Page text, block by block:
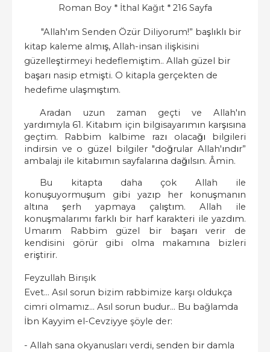
Roman Boy * İthal Kağıt * 216 Sayfa
"Allah'ım Senden Özür Diliyorum!” baş ı kl ı bir
kitap kaleme almış, Allah-insan ilişkisini
güzelleştirmeyi hedeflemiştim.. Allah güzel bir
başarı nasip etmişti. O kitapla gerçekten de
hedefime ulaşmıştım.
Aradan uzun zaman geçti ve Allah'ın
yardımıyla 61. Kitabım için bilgisayarımın karşısına
geçtim. Rabbim kalbime razı olacağı bilgileri
indirsin ve o güzel bilgiler "doğrular Allah'ındır”
ambalajı ile kitabımın sayfalarına dağı lsın. Âmin.
Bu kitapta daha çok Allah ile
konuşuyormuşum gibi yazıp her konuşmanın
altına şerh yapmaya çal ıştım. Allah ile
konuşmalarımı farkl ı bir harf karakteri ile yazdım.
Umarım Rabbim güzel bir başarı verir de
kendisini görür gibi olma makamına bizleri
eriştirir.
Feyzullah Birışık
Evet... Asıl sorun bizim rabbimize karşı oldukça
cimri olmamız... Asıl sorun budur... Bu bağlamda
İbn Kayyim el-Cevziyye şöyle der:
- Allah sana okyanusları verdi, senden bir damla